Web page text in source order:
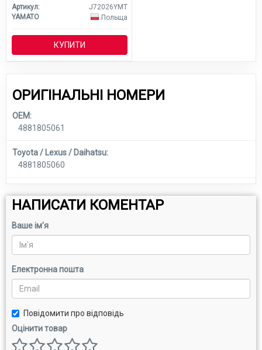
Артикул:
J72026YMT
YAMATO
Польща
КУПИТИ
ОРИГІНАЛЬНІ НОМЕРИ
OEM:
4881805061
Toyota / Lexus / Daihatsu:
4881805060
НАПИСАТИ КОМЕНТАР
Ваше ім'я
Електронна пошта
Повідомити про відповідь
Оцінити товар